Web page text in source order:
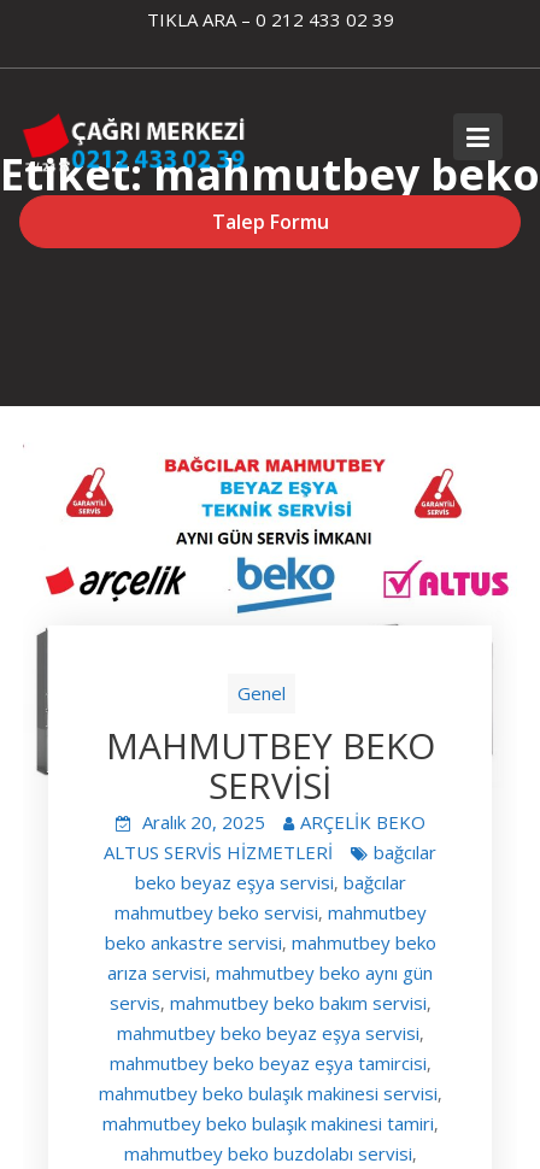
content
TIKLA ARA – 0 212 433 02 39
Talep Formu
Etiket:mahmutbey beko
fırın servisi
Genel
MAHMUTBEY BEKO
SERVİSİ
Aralık 20, 2025
ARÇELİK BEKO
ALTUS SERVİS HİZMETLERİ
bağcılar
beko beyaz eşya servisi, bağcılar
mahmutbey beko servisi, mahmutbey
beko ankastre servisi, mahmutbey beko
arıza servisi, mahmutbey beko aynı gün
servis, mahmutbey beko bakım servisi,
mahmutbey beko beyaz eşya servisi,
mahmutbey beko beyaz eşya tamircisi,
mahmutbey beko bulaşık makinesi servisi,
mahmutbey beko bulaşık makinesi tamiri,
mahmutbey beko buzdolabı servisi,